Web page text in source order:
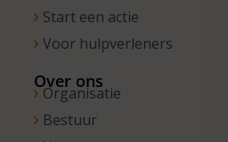
Start een actie
Voor hulpverleners
Over ons
Organisatie
Bestuur